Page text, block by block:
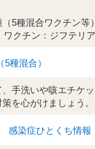
5種混合ワクチン等
クチン：ジフテリ
種混合）
手洗いや咳エチケ
を心がけましょう。
染症ひとくち情報